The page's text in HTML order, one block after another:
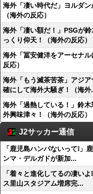
海外「凄い時代だ」ヨルダ
（海外の反応）
海外「凄い額だ！」PSGが
っくり仰天！（海外の反応）
海外「冨安健洋をアーセナ
反応）
海外「もう滅茶苦茶」アジ
確にして海外大騒ぎ！（海外
海外「過熱している！」鈴
外興味津々！（海外の反応）
J2サッカー通信
「鹿児島ハンパないって❕
ンマ・デルガドが新加...
「着々と進化してるの凄い
ス里山スタジアム増席完...